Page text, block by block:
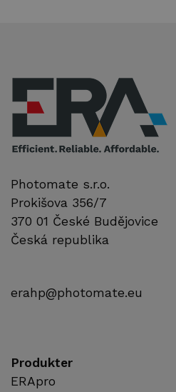
Photomate s.r.o.
Prokišova 356/7
370 01 České Budějovice
Česká republika
erahp@photomate.eu
Produkter
ERApro